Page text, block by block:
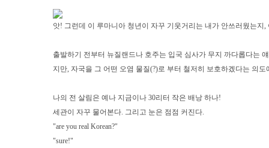
앗! 그런데 이 루마니아 청년이 자꾸 기웃거리는 내가 안쓰러웠는
출발하기 전부터 뉴질랜드나 호주는 입국 심사가 무지 까다롭다는
지만, 자국을 그 어떤 오염 물질(?)로 부터 철저히 보호하겠다는 의도
나의 전 살림은 예나 지금이나 30리터 작은 배낭 하나!
세관이 자꾸 물어본다. 그리고 눈은 점점 커진다.
"are you real Korean?"
"sure!"